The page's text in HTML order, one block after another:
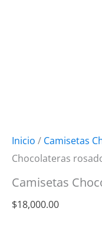
Inicio / Camisetas
Chocolateras
Camisetas
$18,000.00